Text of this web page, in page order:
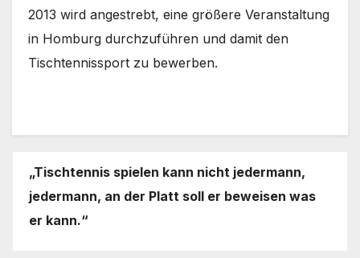
2013 wird angestrebt, eine größere Veranstaltung
in Homburg durchzuführen und damit den
Tischtennissport zu bewerben.
„Tischtennis spielen kann nicht jedermann,
jedermann, an der Platt soll er beweisen was
er kann.“